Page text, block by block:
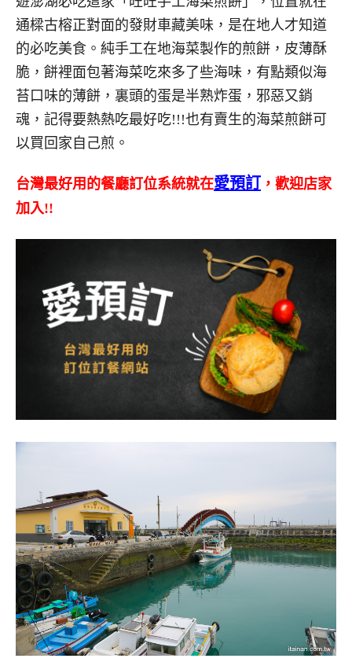
通樑古榕正對面的發財車藏美味，是在地人才知道
的必吃美食。純手工在地海菜製作的煎餅，皮薄酥
脆，餅裡面包著海菜吃來多了些海味，有點類似海
苔口味的薄餅，裏頭的蛋是半熟炸蛋，邪惡又銷
魂，記得要熱熱吃最好吃!!!也有賣生的海菜煎餅可
以買回家自己煎。
台灣最好用的餐廳訂位系統就在愛預訂 ，歡迎店家
加入!!